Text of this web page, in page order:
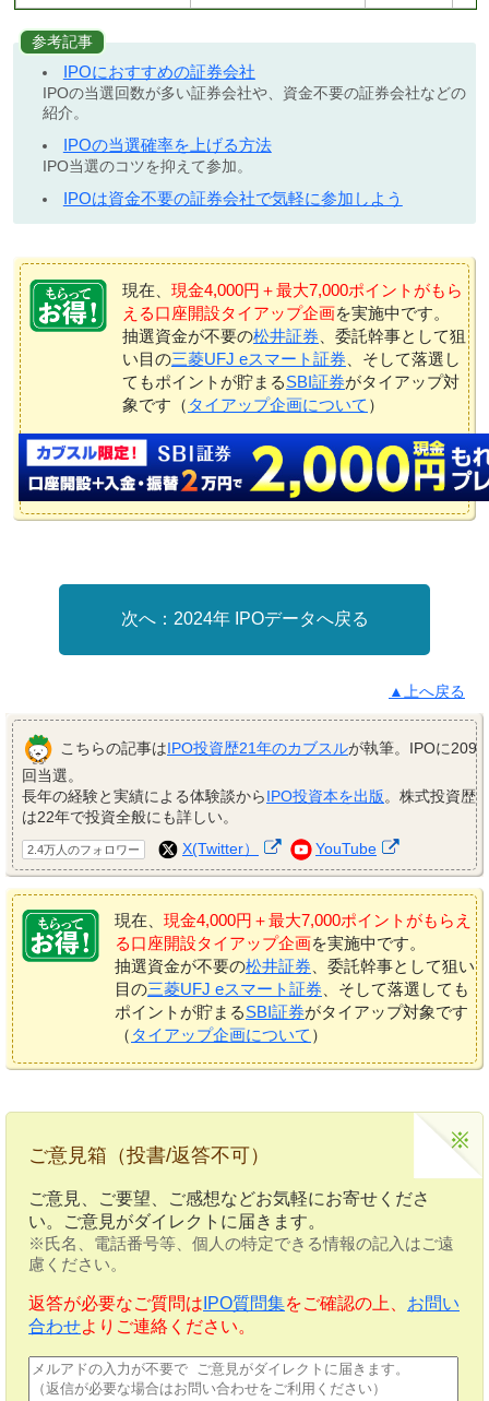
参考記事
IPOにおすすめの証券会社
IPOの当選回数が多い証券会社や、資金不要の証券会社などの
紹介。
IPOの当選確率を上げる方法
IPO当選のコツを抑えて参加。
IPOは資金不要の証券会社で気軽に参加しよう
現在、 現金4,000円＋最大7,000ポイントがもら
える口座開設タイアップ企画を実施中です。
抽選資金が不要の松井証券 、委託幹事として狙
い目の三菱UFJ eスマート証券 、そして落選し
てもポイントが貯まるSBI証券がタイアップ対
象です（ タイアップ企画について ）
2024年 IPOデータへ戻る
▲上へ戻る
こちらの記事はIPO投資歴21年のカブスルが執筆。IPOに209
回当選。
長年の経験と実績による体験談からIPO投資本を出版。株式投資歴
は22年で投資全般にも詳しい。
2.4万人のフォロワー X(Twitter） YouTube
現在、 現金4,000円＋最大7,000ポイントがもらえ
る口座開設タイアップ企画を実施中です。
抽選資金が不要の松井証券、委託幹事として狙い
目の三菱UFJ eスマート証券、そして落選しても
ポイントが貯まるSBI証券がタイアップ対象です
（ タイアップ企画について ）
ご意見箱（投書/返答不可）
ご意見、ご要望、ご感想などお気軽にお寄せくださ
い。ご意見がダイレクトに届きます。
※氏名、電話番号等、個人の特定できる情報の記入はご遠
慮ください。
返答が必要なご質問は IPO質問集をご確認の上、 お問い
合わせよりご連絡ください。